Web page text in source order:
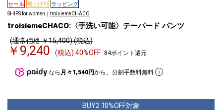
セール 裾上げ可 ラッピング
SHIPS for women｜ troisiemeCHACO
troisiemeCHACO:〈手洗い可能〉テーパード パンツ
(通常価格 ￥15,400) (税込)
￥9,240 (税込) 40%OFF 84ポイント還元
なら 月々1,540円から。分割手数料無料
BUY2 10%OFF対象